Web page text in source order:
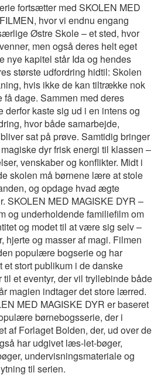
fortsætter med SKOLEN MED
hvor vi endnu engang
Østre Skole – et sted, hvor
men også deres helt eget
nye kapitel står Ida og hendes
største udfordring hidtil: Skolen
hvis ikke de kan tiltrække nok
få dage. Sammen med deres
derfor kaste sig ud i en intens og
hvor både samarbejde,
sat på prøve. Samtidig bringer
dyr frisk energi til klassen –
venskaber og konflikter. Midt i
skolen må børnene lære at stole
og opdage hvad ægte
SKOLEN MED MAGISKE DYR –
og underholdende familiefilm om
og modet til at være sig selv –
hjerte og masser af magi. Filmen
populære bogserie og har
et stort publikum i de danske
et eventyr, der vil tryllebinde både
magien indtager det store lærred.
MED MAGISKE DYR er baseret
børnebogsserie, der i
af Forlaget Bolden, der, ud over de
har udgivet læs-let-bøger,
undervisningsmateriale og
til serien.